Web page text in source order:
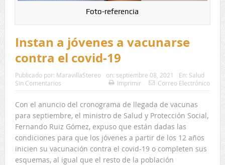
Foto-referencia
Instan a jóvenes a vacunarse
contra el covid-19
Publicado por: MaravillaStereo on: septiembre 08, 2021 En: Salud
Sin Comentarios
Imprimir Correo Electrónico
Con el anuncio del cronograma de llegada de vacunas
para septiembre, el ministro de Salud y Protección Social,
Fernando Ruiz Gómez, expuso que están dadas las
condiciones para que los jóvenes a partir de los 12 años
inicien su vacunación contra el covid-19 o completen sus
esquemas, al igual que el resto de la población